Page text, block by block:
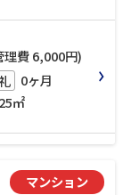
理費 6,000円)
0ヶ月
㎡
マンション